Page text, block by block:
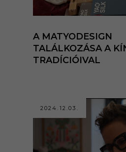
A MATYODESIGN
TALÁLKOZÁSA A
TRADÍCIÓIVAL
2024.12.03.